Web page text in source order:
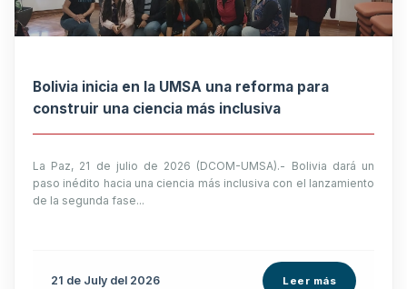
Bolivia inicia en la UMSA una reforma para
construir una ciencia más inclusiva
La Paz, 21 de julio de 2026 (DCOM-UMSA).- Bolivia dará un
paso inédito hacia una ciencia más inclusiva con el lanzamiento
de la segunda fase...
21 de July del 2026 Leer más